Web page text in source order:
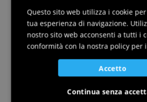
Nel 1293 il borgo divenne
familiare dei Cuccagna di
quel momento in avanti
stemma con il leone rosso a
Valvasone, ovvero un lupo
bianco (il nome Valvasone
Questo sito web utilizza i cookie
tua esperienza di navigazione.
nostro sito web acconsenti a tutti i
conformità con la nostra policy per
Accetto
Continua senza